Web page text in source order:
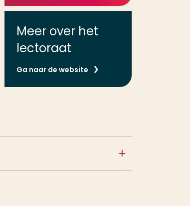
Meer over het
lectoraat
Ga naar de website